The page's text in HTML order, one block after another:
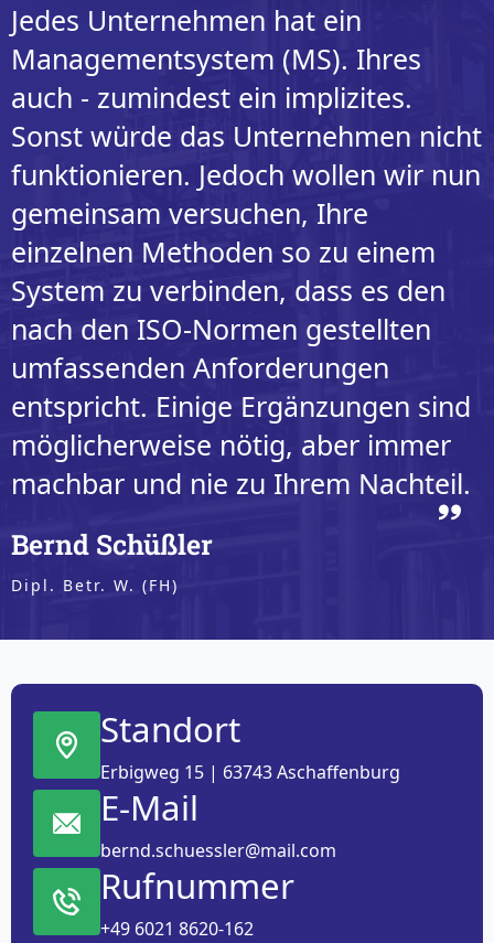
Jedes Unternehmen hat ein
Managementsystem (MS). Ihres
auch - zumindest ein implizites.
Sonst würde das Unternehmen nicht
funktionieren. Jedoch wollen wir nun
gemeinsam versuchen, Ihre
einzelnen Methoden so zu einem
System zu verbinden, dass es den
nach den ISO-Normen gestellten
umfassenden Anforderungen
entspricht. Einige Ergänzungen sind
möglicherweise nötig, aber immer
machbar und nie zu Ihrem Nachteil.
Bernd Schüßler
Dipl. Betr. W. (FH)
Standort
Erbigweg 15 | 63743 Aschaffenburg
E-Mail
bernd.schuessler@mail.com
Rufnummer
+49 6021 8620-162